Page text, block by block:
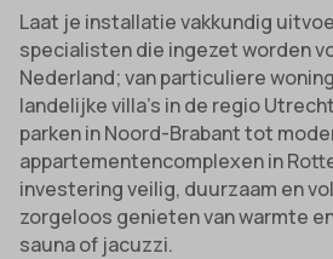
Laat je installatie vakkundig
specialisten die ingezet worden
Nederland; van particuliere
landelijke villa’s in de regio
parken in Noord-Brabant tot
appartementencomplexen in
investering veilig, duurzaam en
zorgeloos genieten van warmte
sauna of jacuzzi.